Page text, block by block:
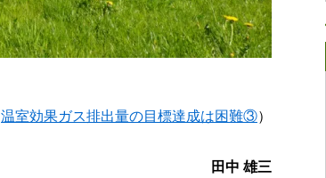
温室効果ガス排出量の目標達成は困難③）
田中 雄三